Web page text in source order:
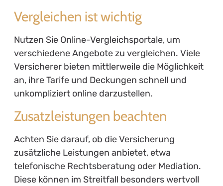
Vergleichen ist wichtig
Nutzen Sie Online-Vergleichsportale, um
verschiedene Angebote zu vergleichen. Viele
Versicherer bieten mittlerweile die Möglichkeit
an, ihre Tarife und Deckungen schnell und
unkompliziert online darzustellen.
Zusatzleistungen beachten
Achten Sie darauf, ob die Versicherung
zusätzliche Leistungen anbietet, etwa
telefonische Rechtsberatung oder Mediation.
Diese können im Streitfall besonders wertvoll